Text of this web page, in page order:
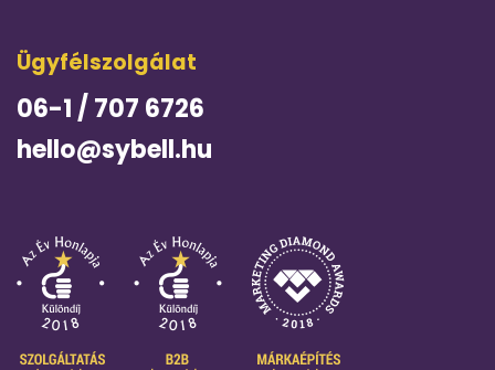
Ügyfélszolgálat
06-1 / 707 6726
hello@sybell.hu